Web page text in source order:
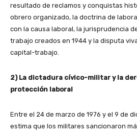
resultado de reclamos y conquistas
obrero organizado, la doctrina de
con la causa laboral, la jurisprudencia
trabajo creados en 1944 y la disputa
capital-trabajo.
2) La dictadura cívico-militar y la
protección laboral
Entre el 24 de marzo de 1976 y el 9 de
estima que los militares sancionaron